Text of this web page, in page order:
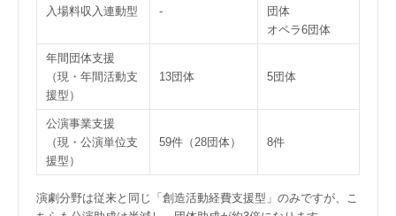
入場料収入連動型 -
団体
オペラ6団体
年間団体支援
（現・年間活動支
援型）
13団体 5団体
公演事業支援
（現・公演単位支
援型）
59件（28団体） 8件
演劇分野は従来と同じ「創造活動経費支援型」のみですが、こ